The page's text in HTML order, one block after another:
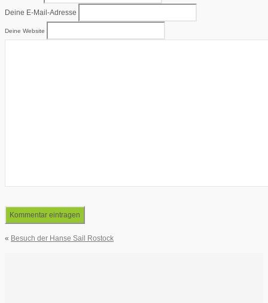
Deine E-Mail-Adresse
Deine Website
« Besuch der Hanse Sail Rostock